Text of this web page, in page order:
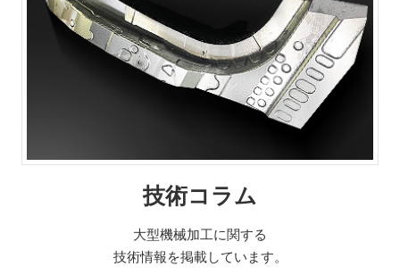
技術コラム
大型機械加工に関する
技術情報を掲載しています。